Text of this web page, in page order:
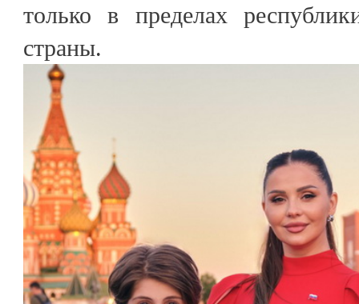
только в пределах
страны.